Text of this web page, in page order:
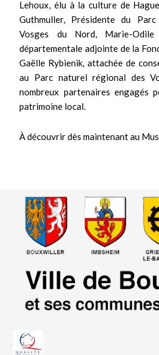
Lehoux, élu à la culture de
Guthmuller, Présidente du
Vosges du Nord, Marie-Odile
départementale adjointe de la
Gaëlle Rybienik, attachée de
au Parc naturel régional des
nombreux partenaires engagés
patrimoine local.
À découvrir dès maintenant au